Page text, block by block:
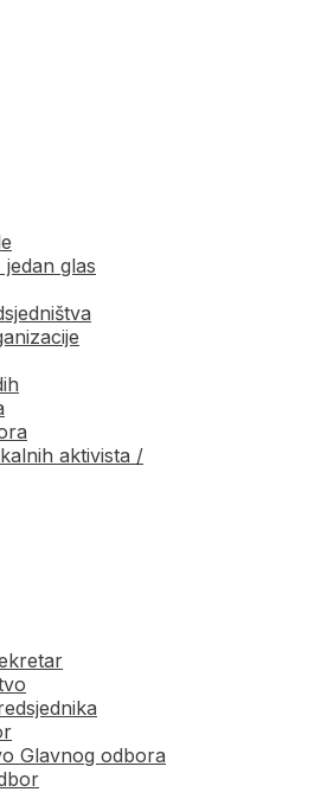
glas
aktivista /
Glavnog odbora